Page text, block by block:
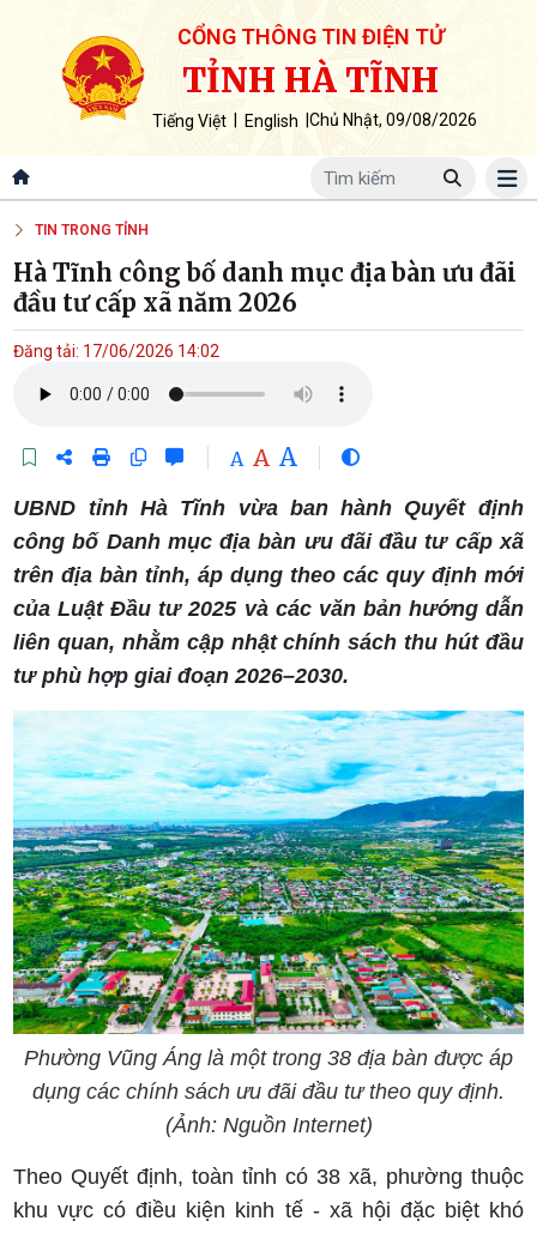
CỔNG THÔNG TIN ĐIỆN TỬ
TỈNH HÀ TĨNH
Tiếng Việt English Chủ Nhật, 09/08/2026
TIN TRONG TỈNH
Hà Tĩnh công bố danh mục địa bàn ưu đãi
đầu tư cấp xã năm 2026
Đăng tải: 17/06/2026 14:02
A A A
UBND tỉnh Hà Tĩnh vừa ban hành Quyết định
công bố Danh mục địa bàn ưu đãi đầu tư cấp xã
trên địa bàn tỉnh, áp dụng theo các quy định mới
của Luật Đầu tư 2025 và các văn bản hướng dẫn
liên quan, nhằm cập nhật chính sách thu hút đầu
tư phù hợp giai đoạn 2026–2030.
Phường Vũng Áng là một trong 38 địa bàn được áp
dụng các chính sách ưu đãi đầu tư theo quy định.
(Ảnh: Nguồn Internet)
Theo Quyết định, toàn tỉnh có 38 xã, phường thuộc
khu vực có điều kiện kinh tế - xã hội đặc biệt khó